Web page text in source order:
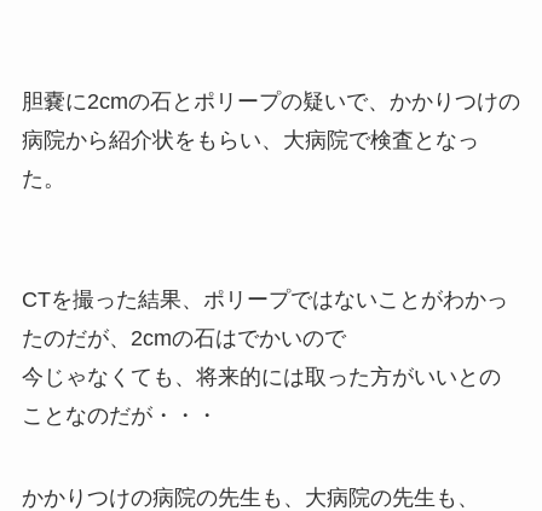
胆嚢に2cmの石とポリープの疑いで、かかりつけの
病院から紹介状をもらい、大病院で検査となっ
た。
CTを撮った結果、ポリープではないことがわかっ
たのだが、2cmの石はでかいので
今じゃなくても、将来的には取った方がいいとの
ことなのだが・・・
かかりつけの病院の先生も、大病院の先生も、